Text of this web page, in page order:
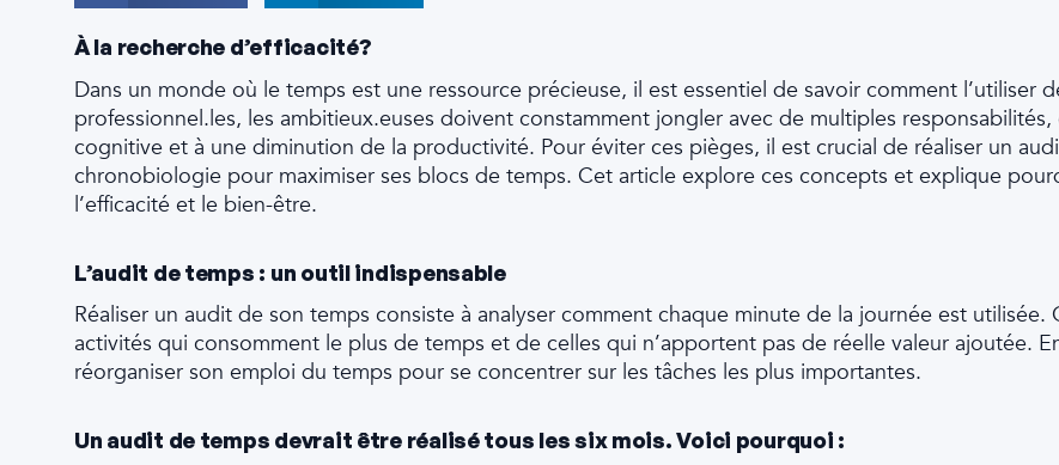
À la recherche d’efficacité?
Dans un monde où le temps est une ressource précieuse, il est essentiel de savoir comment l’utiliser
professionnel.les, les ambitieux.euses doivent constamment jongler avec de multiples
cognitive et à une diminution de la productivité. Pour éviter ces pièges, il est crucial de réaliser un
chronobiologie pour maximiser ses blocs de temps. Cet article explore ces concepts et explique
l’efficacité et le bien-être.
L’audit de temps : un outil indispensable
Réaliser un audit de son temps consiste à analyser comment chaque minute de la journée est
activités qui consomment le plus de temps et de celles qui n’apportent pas de réelle valeur ajoutée.
réorganiser son emploi du temps pour se concentrer sur les tâches les plus importantes.
Un audit de temps devrait être réalisé tous les six mois. Voici pourquoi :